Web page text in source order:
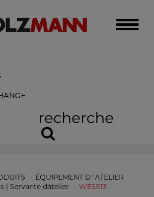
Toggle
recherche
ÉQUIPEMENT D´ATELIER
| Servante dátelier
WESS13